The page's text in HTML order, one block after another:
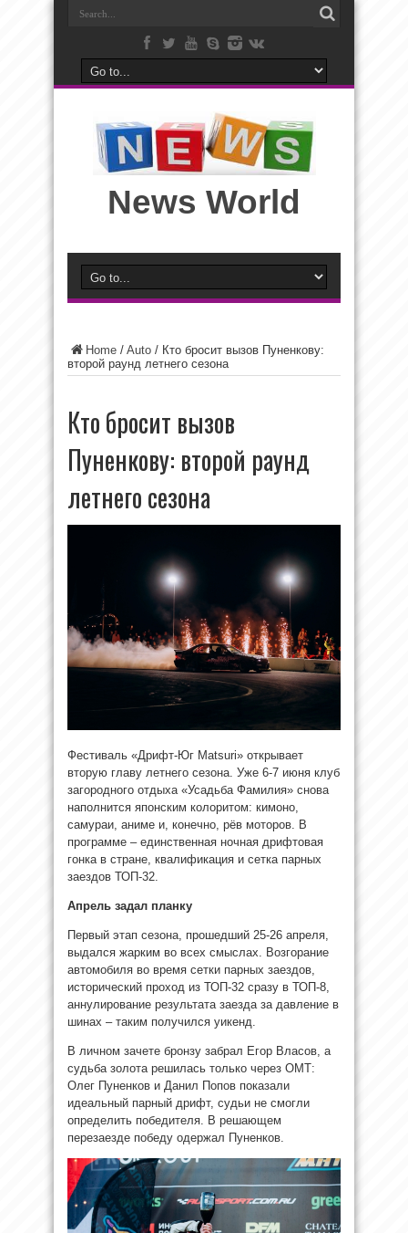
News World
Home / Auto / Кто бросит вызов Пуненкову:
второй раунд летнего сезона
Кто бросит вызов
Пуненкову: второй раунд
летнего сезона
Фестиваль «Дрифт-Юг Matsuri» открывает
вторую главу летнего сезона. Уже 6-7 июня клуб
загородного отдыха «Усадьба Фамилия» снова
наполнится японским колоритом: кимоно,
самураи, аниме и, конечно, рёв моторов. В
программе – единственная ночная дрифтовая
гонка в стране, квалификация и сетка парных
заездов ТОП-32.
Апрель задал планку
Первый этап сезона, прошедший 25-26 апреля,
выдался жарким во всех смыслах. Возгорание
автомобиля во время сетки парных заездов,
исторический проход из ТОП-32 сразу в ТОП-8,
аннулирование результата заезда за давление в
шинах – таким получился уикенд.
В личном зачете бронзу забрал Егор Власов, а
судьба золота решилась только через ОМТ:
Олег Пуненков и Данил Попов показали
идеальный парный дрифт, судьи не смогли
определить победителя. В решающем
перезаезде победу одержал Пуненков.